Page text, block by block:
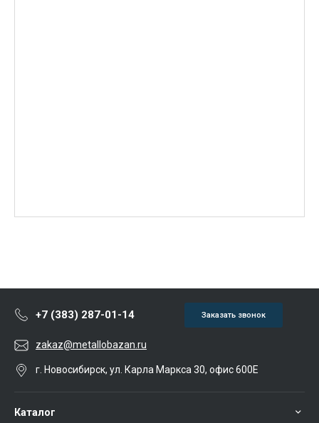
+7 (383) 287-01-14 Заказать звонок
zakaz@metallobazan.ru
г. Новосибирск, ул. Карла Маркса 30, офис 600Е
Каталог